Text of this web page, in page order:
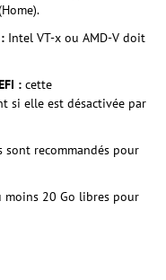
Intel VT-x ou AMD-V doit
: cette
si elle est désactivée par
sont recommandés pour
moins 20 Go libres pour